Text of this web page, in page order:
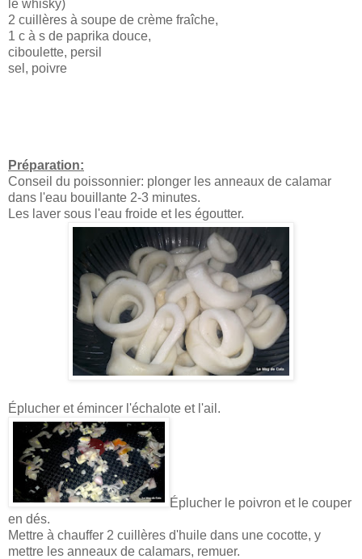
le whisky)
2 cuillères à soupe de crème fraîche,
1 c à s de paprika douce,
ciboulette, persil
sel, poivre
Préparation:
Conseil du poissonnier: plonger les anneaux de calamar
dans l'eau bouillante 2-3 minutes.
Les laver sous l'eau froide et les égoutter.
Éplucher et émincer l'échalote et l'ail.
Éplucher le poivron et le couper
en dés.
Mettre à chauffer 2 cuillères d'huile dans une cocotte, y
mettre les anneaux de calamars, remuer.